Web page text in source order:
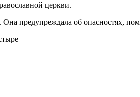
церкви.
Она предупреждала об опасностях,